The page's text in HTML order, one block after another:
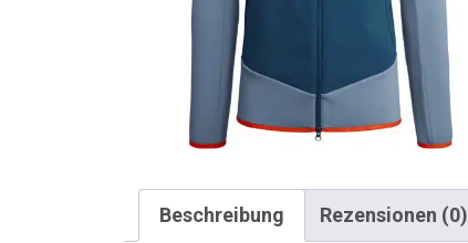
Beschreibung Rezensionen (0)